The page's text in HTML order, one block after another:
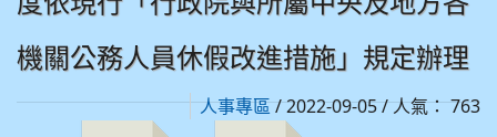
機關公務人員休假改進措施」規定辦理
人事專區/ 2022-09-05 / 人氣： 763